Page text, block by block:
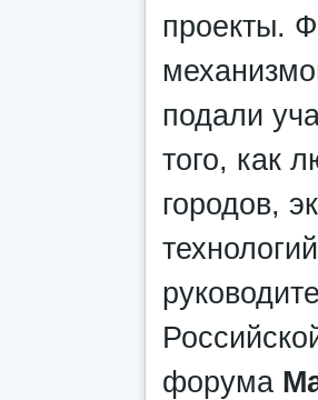
проекты.
подали
того, как
городов,
форума